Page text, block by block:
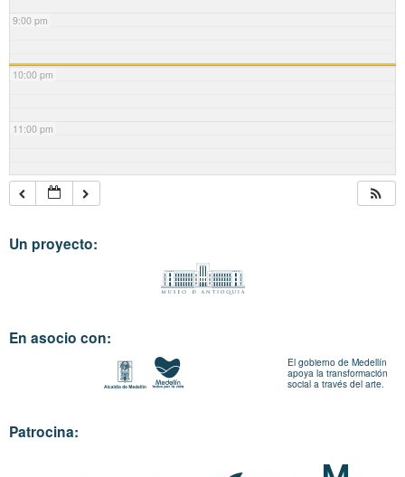
9:00 pm
10:00 pm
11:00 pm
Un proyecto:
En asocio con:
El gobierno de Medellín
apoya la transformación
social a través del arte.
Patrocina: